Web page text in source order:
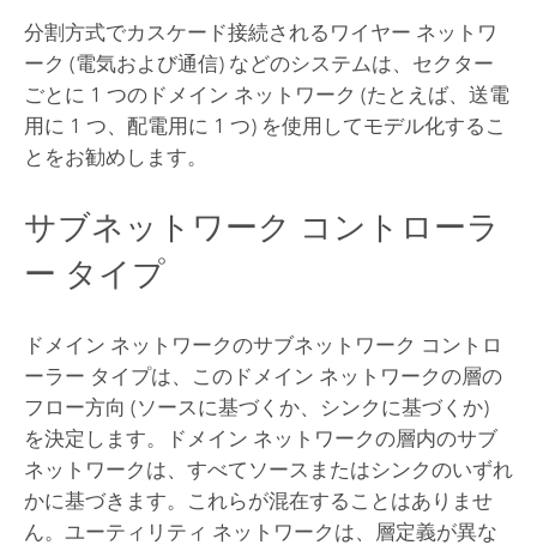
分割方式でカスケード接続されるワイヤー ネットワ
ーク (電気および通信) などのシステムは、セクター
ごとに 1 つのドメイン ネットワーク (たとえば、送電
用に 1 つ、配電用に 1 つ) を使用してモデル化するこ
とをお勧めします。
サブネットワーク コントローラ
ー タイプ
ドメイン ネットワークのサブネットワーク コントロ
ーラー タイプは、このドメイン ネットワークの層の
フロー方向 (ソースに基づくか、シンクに基づくか)
を決定します。ドメイン ネットワークの層内のサブ
ネットワークは、すべてソースまたはシンクのいずれ
かに基づきます。これらが混在することはありませ
ん。ユーティリティ ネットワークは、層定義が異な